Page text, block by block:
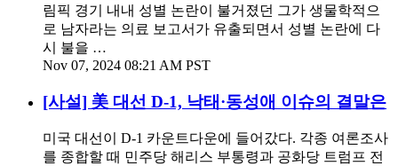
림픽 경기 내내 성별 논란이 불거졌던 그가 생물학적으
로 남자라는 의료 보고서가 유출되면서 성별 논란에 다
시 불을 …
Nov 07, 2024 08:21 AM PST
[사설] 美 대선 D-1, 낙태·동성애 이슈의 결말은
미국 대선이 D-1 카운트다운에 들어갔다. 각종 여론조사
를 종합할 때 민주당 해리스 부통령과 공화당 트럼프 전